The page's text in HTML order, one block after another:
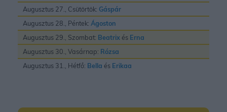
Augusztus 27., Csütörtök: Gáspár
Augusztus 28., Péntek: Ágoston
Augusztus 29., Szombat: Beatrix és Erna
Augusztus 30., Vasárnap: Rózsa
Augusztus 31., Hétfő: Bella és Erikaa